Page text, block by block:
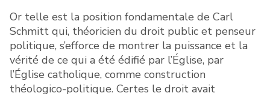
Or telle est la position fondamentale de Carl
Schmitt qui, théoricien du droit public et penseur
politique, s’efforce de montrer la puissance et la
vérité de ce qui a été édifié par l’Église, par
l’Église catholique, comme construction
théologico-politique. Certes le droit avait